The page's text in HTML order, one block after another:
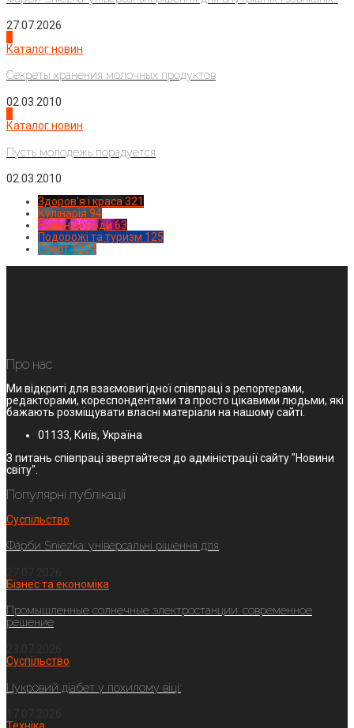
27.07.2026
Каталог новин
Секреты хранения молочных продуктов
02.03.2010
Каталог новин
Пусть молодежь порадуется
02.03.2010
Здоров'я і краса 321
Кулінарія 94
Новинки моди 63
Подорожі та туризм 125
Спорт1224
Про нас
Ми відкриті для взаємовигідної співпраці з репортерами,
редакторами, кореспондентами та просто цікавими людьми, які
бажають розміщувати власні матеріали на нашому сайті.
01133, Київ, Україна
З питань співпраці звертайтеся до адміністрації сайту "Новини
світу".
Популярні публікації
Суспільство
Фарби Sniezka: універсальні рішення для
Бізнес та економіка
Промышленные солнечные электростанции: современное
решение
Суспільство
Цукровий діабет у похилому віці: